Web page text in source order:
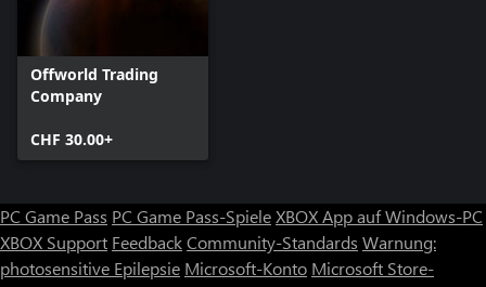
Offworld Trading
Company
CHF 30.00+
PC Game Pass PC Game Pass-SpieleXBOX App auf Windows-PC
XBOX Support FeedbackCommunity-Standards Warnung:
photosensitive Epilepsie Microsoft-Konto Microsoft Store-